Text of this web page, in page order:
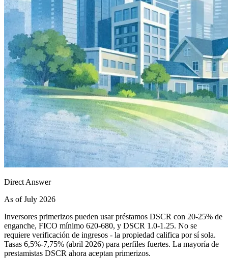
Direct Answer
As of July 2026
Inversores primerizos pueden usar préstamos DSCR con 20-25% de
enganche, FICO mínimo 620-680, y DSCR 1.0-1.25. No se
requiere verificación de ingresos - la propiedad califica por sí sola.
Tasas 6,5%-7,75% (abril 2026) para perfiles fuertes. La mayoría de
prestamistas DSCR ahora aceptan primerizos.